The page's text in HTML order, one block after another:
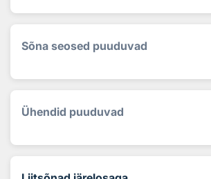
Sõna seosed puuduvad
Ühendid puuduvad